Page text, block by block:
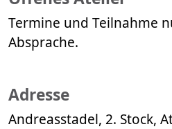
Termine und Teilnahme
Absprache.
Adresse
Andreasstadel, 2. Stock,